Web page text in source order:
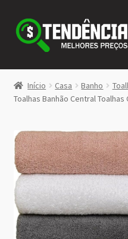
Pular
para
navegação
Pular
para
conteúdo
LOJA
<>
Início Casa Banho
Toalhas Banhão Central